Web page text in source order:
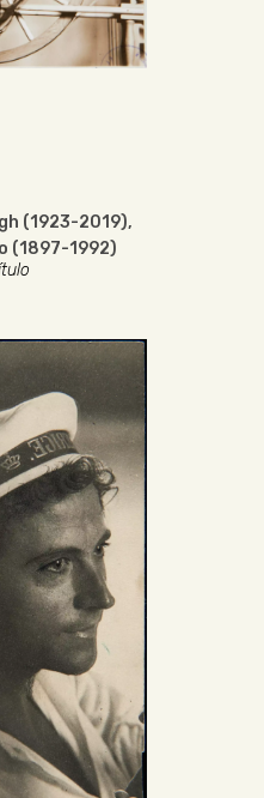
(1923-2019),
(1897-1992)